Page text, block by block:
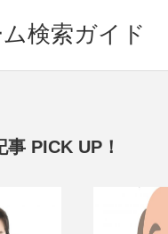
検索ガイド
事 PICK UP！